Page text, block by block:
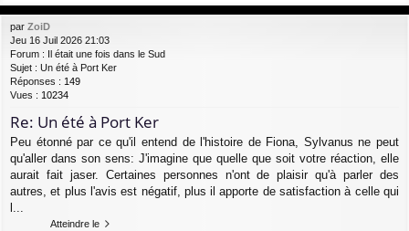
par ZoiD
Jeu 16 Juil 2026 21:03
Forum : Il était une fois dans le Sud
Sujet : Un été à Port Ker
Réponses : 149
Vues : 10234
Re: Un été à Port Ker
Peu étonné par ce qu'il entend de l'histoire de Fiona, Sylvanus ne peut
qu'aller dans son sens: J'imagine que quelle que soit votre réaction, elle
aurait fait jaser. Certaines personnes n'ont de plaisir qu'à parler des
autres, et plus l'avis est négatif, plus il apporte de satisfaction à celle qui
l...
Atteindre le